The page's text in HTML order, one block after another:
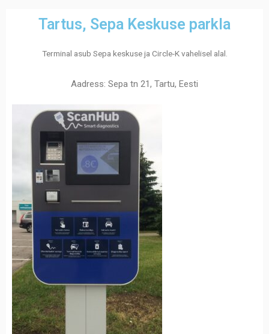
Tartus, Sepa Keskuse parkla
Terminal asub Sepa keskuse ja Circle-K vahelisel alal.
Aadress: Sepa tn 21, Tartu, Eesti